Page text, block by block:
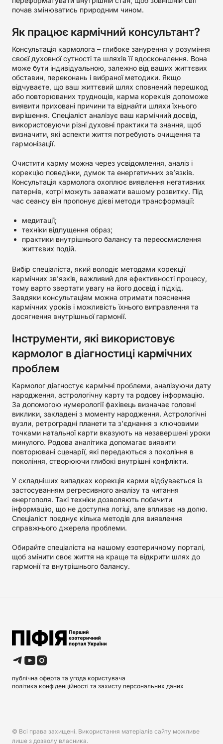
почав змінюватись природним чином.
Як працює кармічний консультант?
Консультація кармолога – глибоке занурення у розуміння
своєї духовної сутності та шляхів її вдосконалення. Вона
може бути індивідуальною, залежно від ваших життєвих
обставин, переконань і вибраної методики. Якщо
відчуваєте, що ваш життєвий шлях сповнений перешкод
або повторюваних труднощів, карма корекція допоможе
виявити приховані причини та віднайти шляхи їхнього
вирішення. Спеціаліст аналізує ваш кармічний досвід,
використовуючи різні духовні практики та знання, щоб
визначити, які аспекти життя потребують очищення та
гармонізації.
Очистити карму можна через усвідомлення, аналіз і
корекцію поведінки, думок та енергетичних зв’язків.
Консультація кармолога охоплює виявлення негативних
патернів, котрі можуть заважати вашому розвитку. Під
час сеансу він пропонує дієві методи трансформації:
медитації;
техніки відпущення образ;
практики внутрішнього балансу та переосмислення
життєвих подій.
Вибір спеціаліста, який володіє методами корекції
кармічних зв’язків, важливий для ефективності процесу,
тому варто звертати увагу на його досвід і підхід.
Завдяки консультаціям можна отримати пояснення
кармічних уроків і можливість їхнього виправлення та
досягнення внутрішньої гармонії.
Інструменти, які використовує
кармолог в діагностиці кармічних
проблем
Кармолог діагностує кармічні проблеми, аналізуючи дату
народження, астрологічну карту та родову інформацію.
За допомогою нумерології фахівець визначає головні
виклики, закладені з моменту народження. Астрологічні
вузли, ретроградні планети та з’єднання з ключовими
точками натальної карти вказують на незавершені уроки
минулого. Родова аналітика допомагає виявити
повторювані сценарії, які передаються з покоління в
покоління, створюючи глибокі внутрішні конфлікти.
У складніших випадках корекція карми відбувається із
застосуванням регресивного аналізу та читання
енергополя. Такі техніки дозволяють побачити
інформацію, що не доступна логіці, але впливає на долю.
Спеціаліст поєднує кілька методів для виявлення
справжнього джерела проблеми.
Обирайте спеціаліста на нашому езотеричному порталі,
щоб змінити своє життя на краще та відкрити шлях до
гармонії та внутрішнього балансу.
публічна оферта та угода користувача
політика конфіденційності та захисту персональних даних
© Всі права захищені. Використання матеріалів сайту можливе
лише з дозволу власника.